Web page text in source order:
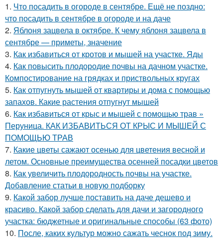
1. Что посадить в огороде в сентябре. Ещё не поздно:
что посадить в сентябре в огороде и на даче
2. Яблоня зацвела в октябре. К чему яблоня зацвела в
сентябре — приметы, значение
3. Как избавиться от кротов и мышей на участке. Яды
4. Как повысить плодородие почвы на дачном участке.
Компостирование на грядках и приствольных кругах
5. Как отпугнуть мышей от квартиры и дома с помощью
запахов. Какие растения отпугнут мышей
6. Как избавиться от крыс и мышей с помощью трав »
Перуница. КАК ИЗБАВИТЬСЯ ОТ КРЫС И МЫШЕЙ С
ПОМОЩЬЮ ТРАВ
7. Какие цветы сажают осенью для цветения весной и
летом. Основные преимущества осенней посадки цветов
8. Как увеличить плодородность почвы на участке.
Добавление статьи в новую подборку
9. Какой забор лучше поставить на даче дешево и
красиво. Какой забор сделать для дачи и загородного
участка: бюджетные и оригинальные способы (63 фото)
10. После, каких культур можно сажать чеснок под зиму.